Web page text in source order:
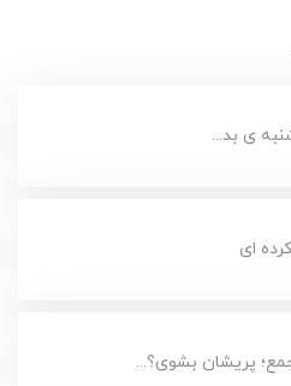
ی بد...
ای
پریشان بشوی؟...